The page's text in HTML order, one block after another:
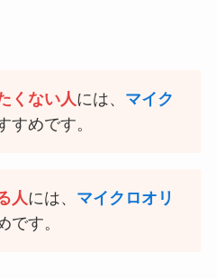
くない人 には、 マイク
すめです。
人 には、 マイクロオリ
です。